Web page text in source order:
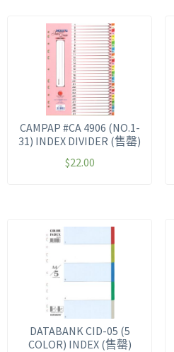
CAMPAP #CA 4906 (NO.1-
31) INDEX DIVIDER (售罄)
$22.00
DATABANK CID-05 (5
COLOR) INDEX (售罄)